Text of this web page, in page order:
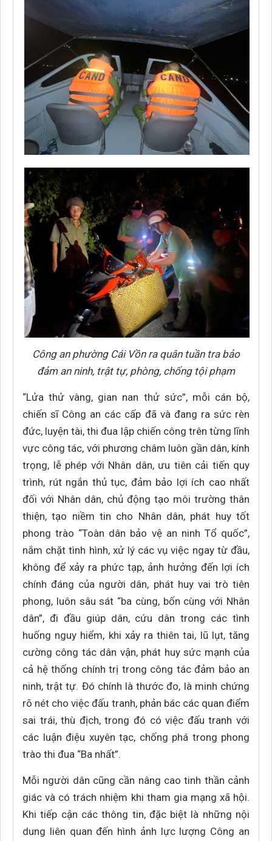
Công an phường Cái Vồn ra quân tuần tra bảo
đảm an ninh, trật tự, phòng, chống tội phạm
“Lửa thử vàng, gian nan thử sức”, mỗi cán bộ,
chiến sĩ Công an các cấp đã và đang ra sức rèn
đức, luyện tài, thi đua lập chiến công trên từng lĩnh
vực công tác, với phương châm luôn gần dân, kính
trọng, lễ phép với Nhân dân, ưu tiên cải tiến quy
trình, rút ngắn thủ tục, đảm bảo lợi ích cao nhất
đối với Nhân dân, chủ động tạo môi trường thân
thiện, tạo niềm tin cho Nhân dân, phát huy tốt
phong trào “Toàn dân bảo vệ an ninh Tổ quốc”,
nắm chặt tình hình, xử lý các vụ việc ngay từ đầu,
không để xảy ra phức tạp, ảnh hưởng đến lợi ích
chính đáng của người dân, phát huy vai trò tiên
phong, luôn sâu sát “ba cùng, bốn cùng với Nhân
dân”, đi đầu giúp dân, cứu dân trong các tình
huống nguy hiểm, khi xảy ra thiên tai, lũ lụt, tăng
cường công tác dân vận, phát huy sức mạnh của
cả hệ thống chính trị trong công tác đảm bảo an
ninh, trật tự. Đó chính là thước đo, là minh chứng
rõ nét cho việc đấu tranh, phản bác các quan điểm
sai trái, thù địch, trong đó có việc đấu tranh với
các luận điệu xuyên tạc, chống phá trong phong
trào thi đua “Ba nhất”.
Mỗi người dân cũng cần nâng cao tinh thần cảnh
giác và có trách nhiệm khi tham gia mạng xã hội.
Khi tiếp cận các thông tin, đặc biệt là những nội
dung liên quan đến hình ảnh lực lượng Công an